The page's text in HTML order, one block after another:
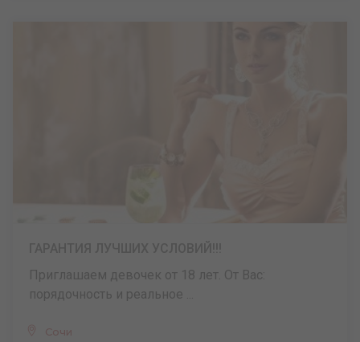
Приглашаем девочек от 18 лет. От Вас:
порядочность и реальное ...
Сочи